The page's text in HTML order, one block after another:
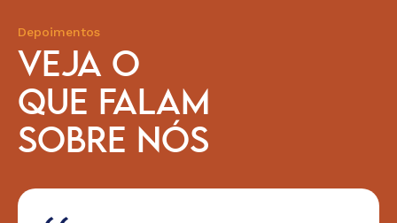
Depoimentos
VEJA O
QUE FALAM
SOBRE NÓS